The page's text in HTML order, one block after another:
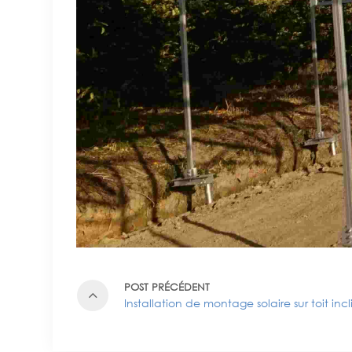
POST PRÉCÉDENT
Installation de montage solaire sur toit